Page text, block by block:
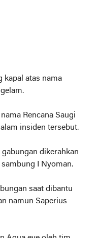
kapal atas nama
Rencana Saugi
insiden tersebut.
dikerahkan
I Nyoman.
saat dibantu
namun Saperius